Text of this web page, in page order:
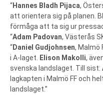
“Hannes Bladh Pijaca,
att orientera sig på planen.
förmåga att ta sig ur
“Adam Padovan, Västerås
“Daniel Gudjohnsen, Malmö
i A-laget. Elison Makolli,
svenska landslaget. Till sist:
lagkapten i Malmö FF och
landslaget.”